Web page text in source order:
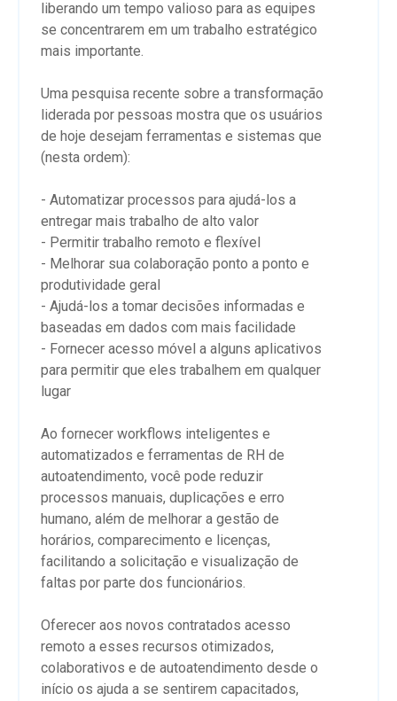
liberando um tempo valioso para as equipes
se concentrarem em um trabalho estratégico
mais importante.
Uma pesquisa recente sobre a transformação
liderada por pessoas mostra que os usuários
de hoje desejam ferramentas e sistemas que
(nesta ordem):
- Automatizar processos para ajudá-los a
entregar mais trabalho de alto valor
- Permitir trabalho remoto e flexível
- Melhorar sua colaboração ponto a ponto e
produtividade geral
- Ajudá-los a tomar decisões informadas e
baseadas em dados com mais facilidade
- Fornecer acesso móvel a alguns aplicativos
para permitir que eles trabalhem em qualquer
lugar
Ao fornecer workflows inteligentes e
automatizados e ferramentas de RH de
autoatendimento, você pode reduzir
processos manuais, duplicações e erro
humano, além de melhorar a gestão de
horários, comparecimento e licenças,
facilitando a solicitação e visualização de
faltas por parte dos funcionários.
Oferecer aos novos contratados acesso
remoto a esses recursos otimizados,
colaborativos e de autoatendimento desde o
início os ajuda a se sentirem capacitados,